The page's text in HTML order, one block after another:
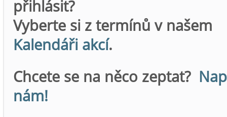
přihlásit?
Vyberte si z termínů v našem
Kalendáři akcí.
Chcete se na něco zeptat?
nám!